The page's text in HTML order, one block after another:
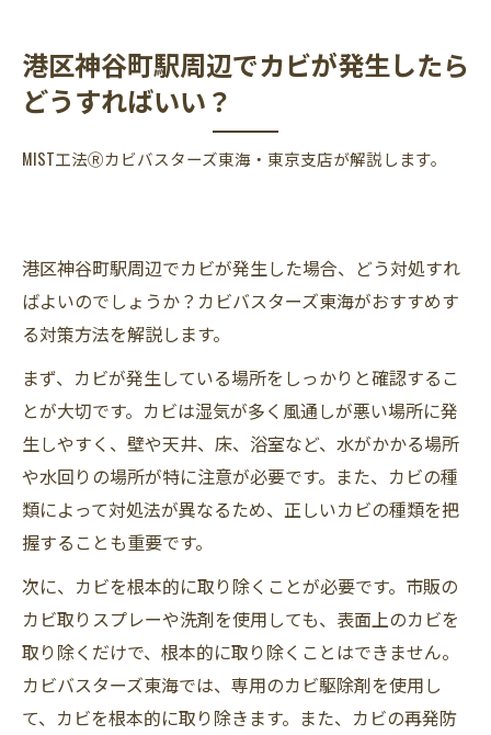
港区神谷町駅周辺でカビが発生したら
どうすればいい？
MIST工法Ⓡカビバスターズ東海・東京支店が解説します。
港区神谷町駅周辺でカビが発生した場合、どう対処すれ
ばよいのでしょうか？カビバスターズ東海がおすすめす
る対策方法を解説します。
まず、カビが発生している場所をしっかりと確認するこ
とが大切です。カビは湿気が多く風通しが悪い場所に発
生しやすく、壁や天井、床、浴室など、水がかかる場所
や水回りの場所が特に注意が必要です。また、カビの種
類によって対処法が異なるため、正しいカビの種類を把
握することも重要です。
次に、カビを根本的に取り除くことが必要です。市販の
カビ取りスプレーや洗剤を使用しても、表面上のカビを
取り除くだけで、根本的に取り除くことはできません。
カビバスターズ東海では、専用のカビ駆除剤を使用し
て、カビを根本的に取り除きます。また、カビの再発防